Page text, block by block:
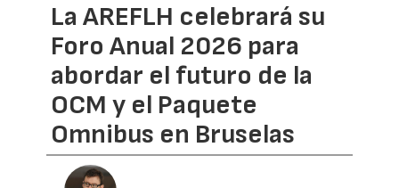
La AREFLH celebrará su
Foro Anual 2026 para
abordar el futuro de la
OCM y el Paquete
Omnibus en Bruselas